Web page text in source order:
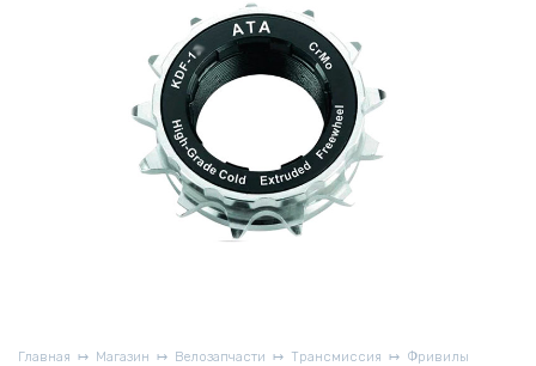
Главная Магазин Велозапчасти Трансмиссия Фривилы